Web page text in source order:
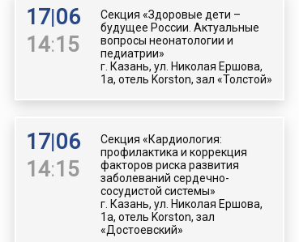
17|06
14:15
Секция «Здоровые дети –
будущее России. Актуальные
вопросы неонатологии и
педиатрии»
г. Казань, ул. Николая Ершова,
1а, отель Korston, зал «Толстой»
17|06
14:15
Секция «Кардиология:
профилактика и коррекция
факторов риска развития
заболеваний сердечно-
сосудистой системы»
г. Казань, ул. Николая Ершова,
1а, отель Korston, зал
«Достоевский»